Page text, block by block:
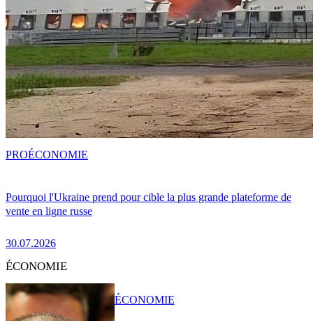
Pourquoi l'Ukraine prend pour cible la plus grande plateforme de
vente en ligne russe
30.07.2026
PROÉCONOMIE
ÉCONOMIE
ÉCONOMIE